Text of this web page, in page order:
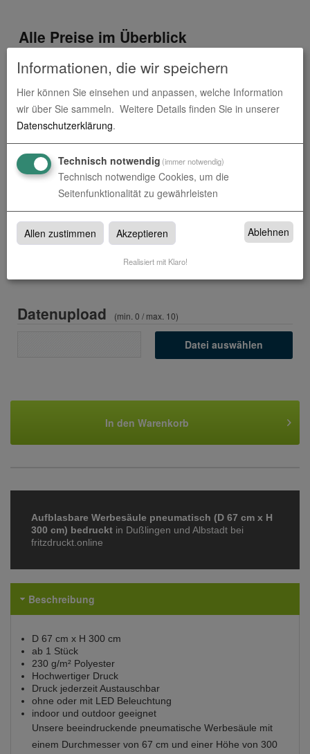
Alle Preise im Überblick
Produkt-Konfiguration 622,22
Druckdaten überprüfen 0,00€
Produktion und Versand
Produktions- und Lieferzeit
Gesamtbetrag (netto)
zzgl. 19% MwSt. 118,22€
Datenupload (min. 0 / max. 10)
Datei auswählen
In den Warenkorb
Aufblasbare Werbesäule pneumatisch (D 67 cm x H
300 cm) bedruckt in Dußlingen und Albstadt bei
fritzdruckt.online
Beschreibung
D 67 cm x H 300 cm
ab 1 Stück
230 g/m² Polyester
Hochwertiger Druck
Druck jederzeit Austauschbar
ohne oder mit LED Beleuchtung
indoor und outdoor geeignet
Unsere beeindruckende pneumatische Werbesäule mit
einem Durchmesser von 67 cm und einer Höhe von 300
Informationen, die wir speichern
Hier können Sie einsehen und anpassen, welche Information
wir über Sie sammeln. Weitere Details finden Sie in unserer
Datenschutzerklärung.
Technisch notwendig (immer notwendig)
Technisch notwendige Cookies, um die
Seitenfunktionalität zu gewährleisten
Allen zustimmen Akzeptieren Ablehnen
Realisiert mit Klaro!